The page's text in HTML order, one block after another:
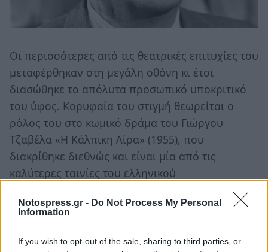
Notospress.gr - Do Not Process My Personal
Information
If you wish to opt-out of the sale, sharing to third parties, or
Οι περισσότερες από τις θεατρικές επιτυχίες του
μεταφέρθηκαν στη μεγάλη οθόνη κι έτσι
διασώθηκε το απόλυτα προσωπικό υποκριτικό
του ύφος. Κορυφαία του στιγμή θεωρείται ο
ρόλος του στο κωμικό δράμα του Γιώργου
Τζαβέλα «Η Κάλπικη Λίρα» (1955), που
διακρίθηκε διεθνώς και είναι μία από τις
καλύτερες ταινίες του ελληνικού
Τα σοβαρά προβλήματα υγείας δεν του